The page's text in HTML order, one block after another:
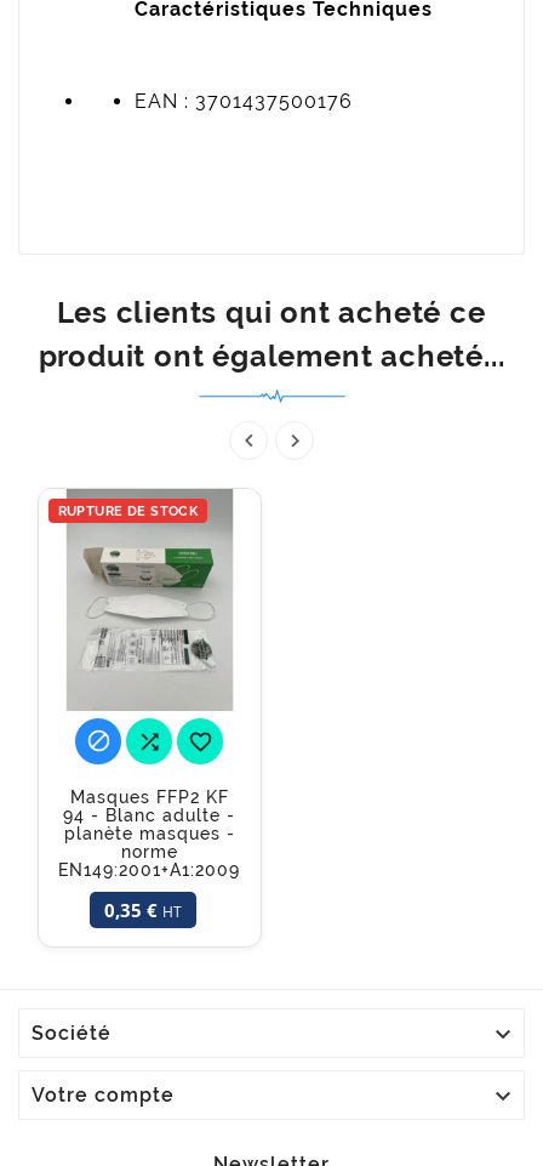
Caractéristiques Techniques
EAN : 3701437500176
Les clients qui ont acheté ce
produit ont également acheté...
 
RUPTURE DE STOCK
  
Masques FFP2 KF
94 - Blanc adulte -
planète masques -
norme
EN149:2001+A1:2009
0,35 € HT
Société 
Votre compte 